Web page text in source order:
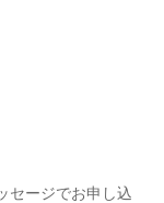
セージでお申し込